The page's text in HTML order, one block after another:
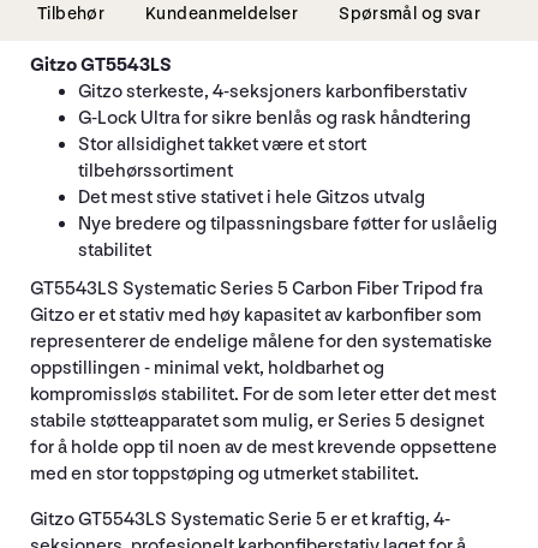
Tilbehør Kundeanmeldelser Spørsmål og svar
Gitzo GT5543LS
Gitzo sterkeste, 4-seksjoners karbonfiberstativ
G-Lock Ultra for sikre benlås og rask håndtering
Stor allsidighet takket være et stort
tilbehørssortiment
Det mest stive stativet i hele Gitzos utvalg
Nye bredere og tilpassningsbare føtter for uslåelig
stabilitet
GT5543LS Systematic Series 5 Carbon Fiber Tripod fra
Gitzo er et stativ med høy kapasitet av karbonfiber som
representerer de endelige målene for den systematiske
oppstillingen - minimal vekt, holdbarhet og
kompromissløs stabilitet. For de som leter etter det mest
stabile støtteapparatet som mulig, er Series 5 designet
for å holde opp til noen av de mest krevende oppsettene
med en stor toppstøping og utmerket stabilitet.
Gitzo GT5543LS Systematic Serie 5 er et kraftig, 4-